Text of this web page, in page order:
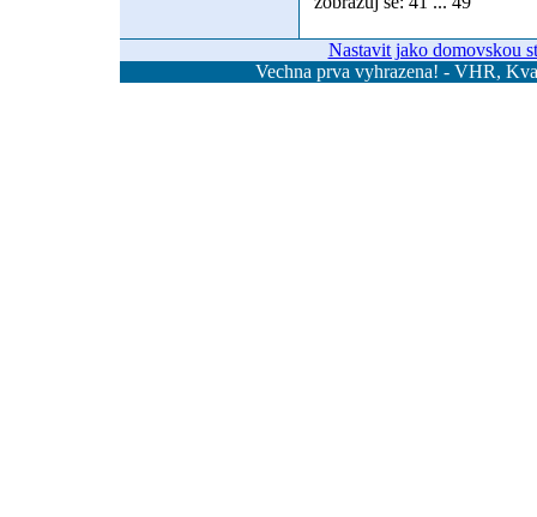
Nastavit jako domovskou
Vechna prva vyhrazena! - VHR,